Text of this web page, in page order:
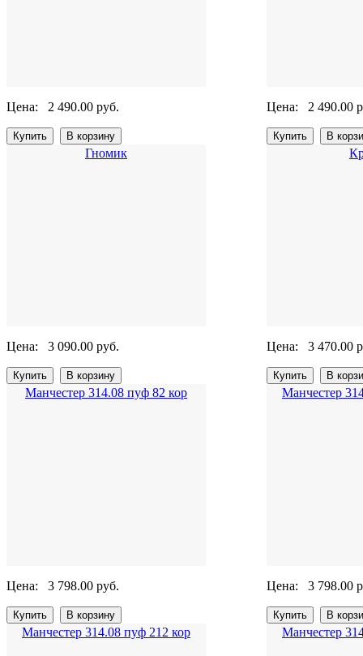
Цена: 2 490.00 руб. Цена: 2 490.00
Гномик
Цена: 3 090.00 руб. Цена: 3 470.00
Манчестер 314.08 пуф 82 кор
Цена: 3 798.00 руб.
Манчестер
Цена: 3 798.00
Манчестер 314.08 пуф 212 кор Манчестер